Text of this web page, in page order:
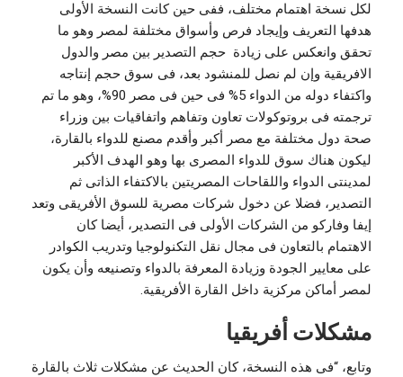
لكل نسخة اهتمام مختلف، ففى حين كانت النسخة الأولى
هدفها التعريف وإيجاد فرص وأسواق مختلفة لمصر وهو ما
تحقق وانعكس على زيادة حجم التصدير بين مصر والدول
الافريقية وإن لم نصل للمنشود بعد، فى سوق حجم إنتاجه
واكتفاء دوله من الدواء 5% فى حين فى مصر 90%، وهو ما تم
ترجمته فى بروتوكولات تعاون وتفاهم واتفاقيات بين وزراء
صحة دول مختلفة مع مصر أكبر وأقدم مصنع للدواء بالقارة،
ليكون هناك سوق للدواء المصرى بها وهو الهدف الأكبر
لمدينتى الدواء واللقاحات المصريتين بالاكتفاء الذاتى ثم
التصدير، فضلا عن دخول شركات مصرية للسوق الأفريقى وتعد
إيفا وفاركو من الشركات الأولى فى التصدير، أيضا كان
الاهتمام بالتعاون فى مجال نقل التكنولوجيا وتدريب الكوادر
على معايير الجودة وزيادة المعرفة بالدواء وتصنيعه وأن يكون
لمصر أماكن مركزية داخل القارة الأفريقية.
مشكلات أفريقيا
وتابع، “فى هذه النسخة، كان الحديث عن مشكلات ثلاث بالقارة